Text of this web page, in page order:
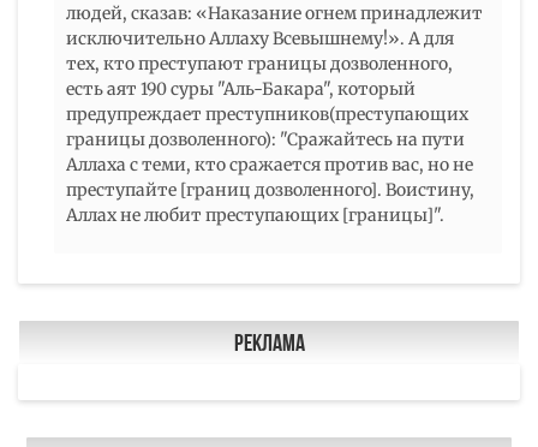
людей, сказав: «Наказание огнем принадлежит
исключительно Аллаху Всевышнему!». А для
тех, кто преступают границы дозволенного,
есть аят 190 суры "Аль-Бакара", который
предупреждает преступников(преступающих
границы дозволенного): "Сражайтесь на пути
Аллаха с теми, кто сражается против вас, но не
преступайте [границ дозволенного]. Воистину,
Аллах не любит преступающих [границы]".
Реклама